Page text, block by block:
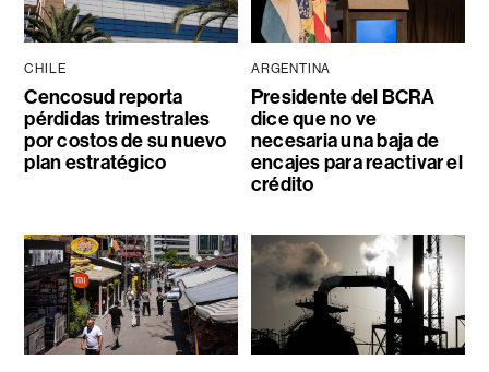
CHILE
Cencosud reporta
pérdidas trimestrales
por costos de su nuevo
plan estratégico
ARGENTINA
Presidente del BCRA
dice que no ve
necesaria una baja de
encajes para reactivar el
crédito